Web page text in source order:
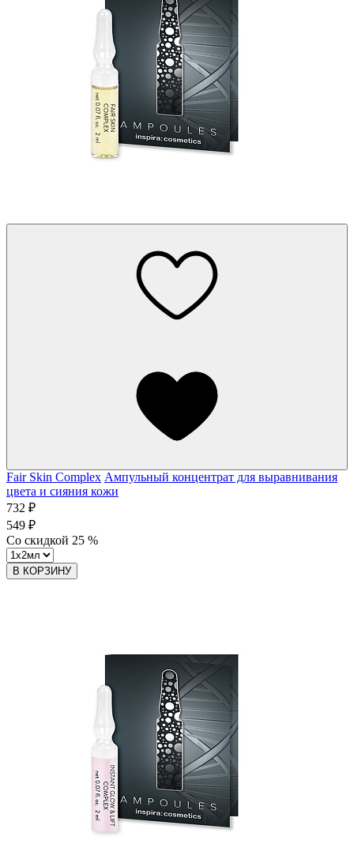
Fair Skin Complex Ампульный концентрат для выравнивания
цвета и сияния кожи
732 ₽
549 ₽
Со скидкой 25 %
В КОРЗИНУ